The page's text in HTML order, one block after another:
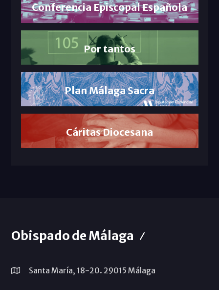
Conferencia Episcopal Española
Por tantos
Plan Málaga Sacra
Cáritas Diocesana
Obispado de Málaga
Santa María, 18-20. 29015 Málaga